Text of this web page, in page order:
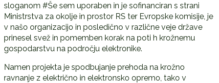
sloganom #Še sem uporaben in je sofinanciran s strani
Ministrstva za okolje in prostor RS ter Evropske komisije, je
v našo organizacijo in posledično v različne veje države
prinesel svež in pomemben korak na poti h krožnemu
gospodarstvu na področju elektronike.
Namen projekta je spodbujanje prehoda na krožno
ravnanje z električno in elektronsko opremo, tako v